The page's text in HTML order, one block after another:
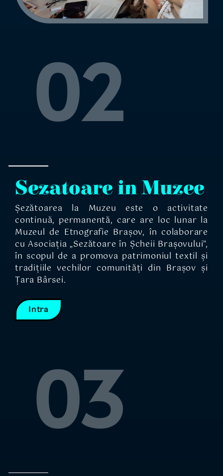
02
Sezatoare in Muzee
Șezătoarea la Muzeu este o activitate
continuă, permanentă, care are loc lunar la
Muzeul de Etnografie Brașov, în colaborare
cu Asociația „Sezătoare în Șcheii Brașovului”,
în scopul de a promova patrimoniul textil și
tradițiile vechilor comunități din Brașov și
Țara Bârsei.
Intra
03